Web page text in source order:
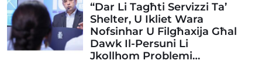
“Dar Li Tagħti Servizzi Ta’
Shelter, U Ikliet Wara
Nofsinhar U Filgħaxija Għal
Dawk Il-Persuni Li
Jkollhom Problemi…